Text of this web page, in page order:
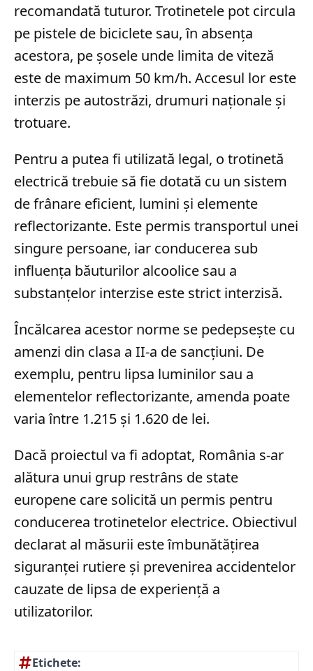
recomandată tuturor. Trotinetele pot circula
pe pistele de biciclete sau, în absența
acestora, pe șosele unde limita de viteză
este de maximum 50 km/h. Accesul lor este
interzis pe autostrăzi, drumuri naționale și
trotuare.
Pentru a putea fi utilizată legal, o trotinetă
electrică trebuie să fie dotată cu un sistem
de frânare eficient, lumini și elemente
reflectorizante. Este permis transportul unei
singure persoane, iar conducerea sub
influența băuturilor alcoolice sau a
substanțelor interzise este strict interzisă.
Încălcarea acestor norme se pedepsește cu
amenzi din clasa a II-a de sancțiuni. De
exemplu, pentru lipsa luminilor sau a
elementelor reflectorizante, amenda poate
varia între 1.215 și 1.620 de lei.
Dacă proiectul va fi adoptat, România s-ar
alătura unui grup restrâns de state
europene care solicită un permis pentru
conducerea trotinetelor electrice. Obiectivul
declarat al măsurii este îmbunătățirea
siguranței rutiere și prevenirea accidentelor
cauzate de lipsa de experiență a
utilizatorilor.
Etichete: